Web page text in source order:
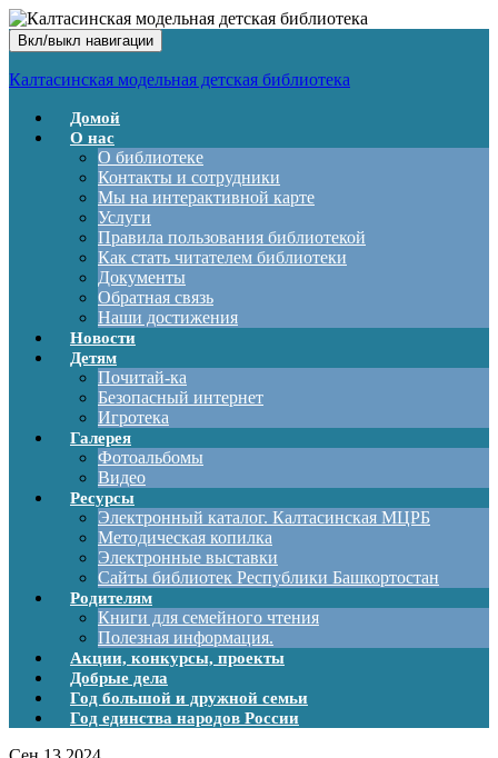
Вкл/выкл навигации
Калтасинская модельная детская библиотека
Домой
О нас
О библиотеке
Контакты и сотрудники
Мы на интерактивной карте
Услуги
Правила пользования библиотекой
Как стать читателем библиотеки
Документы
Обратная связь
Наши достижения
Новости
Детям
Почитай-ка
Безопасный интернет
Игротека
Галерея
Фотоальбомы
Видео
Ресурсы
Электронный каталог. Калтасинская МЦРБ
Методическая копилка
Электронные выставки
Сайты библиотек Республики Башкортостан
Родителям
Книги для семейного чтения
Полезная информация.
Акции, конкурсы, проекты
Добрые дела
Год большой и дружной семьи
Год единства народов России